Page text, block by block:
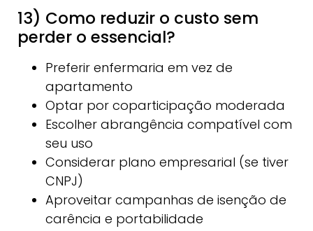
13) Como reduzir o custo sem
perder o essencial?
Preferir enfermaria em vez de
apartamento
Optar por coparticipação moderada
Escolher abrangência compatível com
seu uso
Considerar plano empresarial (se tiver
CNPJ)
Aproveitar campanhas de isenção de
carência e portabilidade